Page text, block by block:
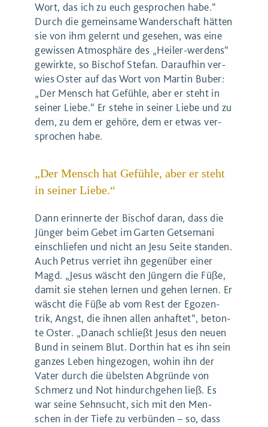
Wort, das ich zu euch gespro­chen habe.“
Durch die gemein­sa­me Wan­der­schaft hät­ten
sie von ihm gelernt und gese­hen, was eine
gewis­sen Atmo­sphä­re des ​ „Hei­ler-wer­dens“
gewirk­te, so Bischof Ste­fan. Dar­auf­hin ver­
wies Oster auf das Wort von Mar­tin Buber: ​
„Der Mensch hat Gefüh­le, aber er steht in
sei­ner Lie­be.“ Er ste­he in sei­ner Lie­be und zu
dem, zu dem er gehö­re, dem er etwas ver­
spro­chen habe.
„Der Mensch hat Gefüh­le, aber er steht
in sei­ner Lie­be.“
Dann erin­ner­te der Bischof dar­an, dass die
Jün­ger beim Gebet im Gar­ten Get­se­ma­ni
ein­schlie­fen und nicht an Jesu Sei­te stan­den.
Auch Petrus ver­riet ihn gegen­über einer
Magd. ​ „Jesus wäscht den Jün­gern die Füße,
damit sie ste­hen ler­nen und gehen ler­nen. Er
wäscht die Füße ab vom Rest der Ego­zen­
trik, Angst, die ihnen allen anhaf­tet“, beton­
te Oster. ​ „Danach schließt Jesus den neu­en
Bund in sei­nem Blut. Dort­hin hat es ihn sein
gan­zes Leben hin­ge­zo­gen, wohin ihn der
Vater durch die übels­ten Abgrün­de von
Schmerz und Not hin­durch­ge­hen ließ. Es
war sei­ne Sehn­sucht, sich mit den Men­
schen in der Tie­fe zu ver­bün­den – so, dass